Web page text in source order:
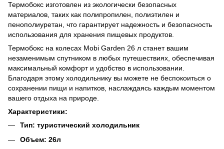
Термобокс изготовлен из экологически безопасных
материалов, таких как полипропилен, полиэтилен и
пенополиуретан, что гарантирует надежность и безопасность
использования для хранения пищевых продуктов.
Термобокс на колесах Mobi Garden 26 л станет вашим
незаменимым спутником в любых путешествиях, обеспечивая
максимальный комфорт и удобство в использовании.
Благодаря этому холодильнику вы можете не беспокоиться о
сохранении пищи и напитков, наслаждаясь каждым моментом
вашего отдыха на природе.
Характеристики:
Тип: туристический холодильник
Объем: 26л